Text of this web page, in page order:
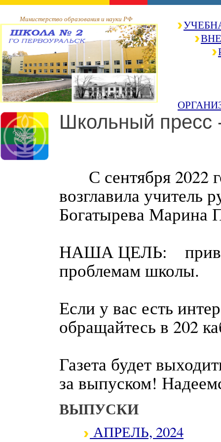
Министерство образования и науки РФ
Школьный пресс
С сентября 2022
возглавила учитель
Богатырева Марина
НАША ЦЕЛЬ:
проблемам школы.
Если у вас есть
обращайтесь в 202
Газета будет
за выпуском!
ВЫПУСКИ
АПРЕЛЬ, 2024